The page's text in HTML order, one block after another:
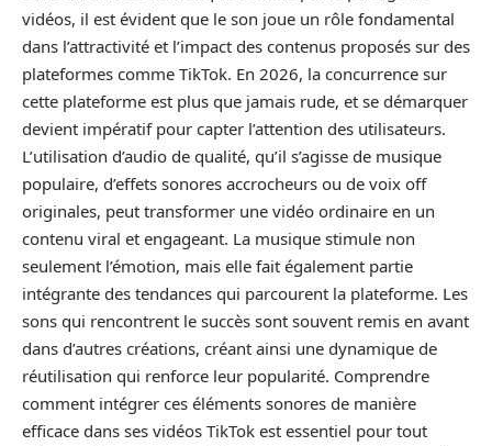
vidéos, il est évident que le son joue un rôle fondamental
dans l’attractivité et l’impact des contenus proposés sur des
plateformes comme TikTok. En 2026, la concurrence sur
cette plateforme est plus que jamais rude, et se démarquer
devient impératif pour capter l’attention des utilisateurs.
L’utilisation d’audio de qualité, qu’il s’agisse de musique
populaire, d’effets sonores accrocheurs ou de voix off
originales, peut transformer une vidéo ordinaire en un
contenu viral et engageant. La musique stimule non
seulement l’émotion, mais elle fait également partie
intégrante des tendances qui parcourent la plateforme. Les
sons qui rencontrent le succès sont souvent remis en avant
dans d’autres créations, créant ainsi une dynamique de
réutilisation qui renforce leur popularité. Comprendre
comment intégrer ces éléments sonores de manière
efficace dans ses vidéos TikTok est essentiel pour tout